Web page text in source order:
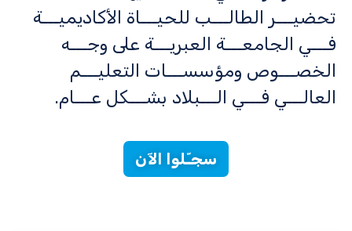
تحضيـــر الطالـــب للحيـــاة الأكاديميـــة
فـــي الجامعـــة العبريـــة على وجـــه
الخصـــوص ومؤسســـات التعليـــم
العالـــي فـــي الـــبلاد بشـــكل عـــام.
سجـّلوا الآن